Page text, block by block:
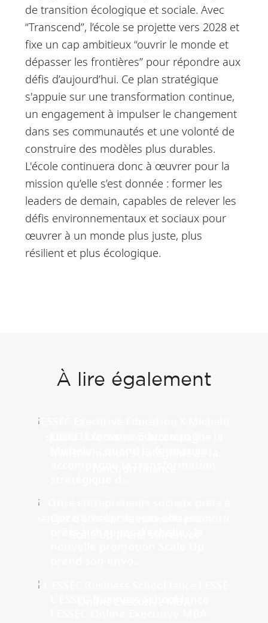
de transition écologique et sociale. Avec
“Transcend”, l’école se projette vers 2028 et
fixe un cap ambitieux “ouvrir le monde et
dépasser les frontières” pour répondre aux
défis d’aujourd’hui. Ce plan stratégique
s'appuie sur une transformation continue,
un engagement à impulser le changement
dans ses communautés et une volonté de
construire des modèles plus durables.
L'école continuera donc à œuvrer pour la
mission qu’elle s’est donnée : former les
leaders de demain, capables de relever les
défis environnementaux et sociaux pour
œuvrer à un monde plus juste, plus
résilient et plus écologique.
À lire également